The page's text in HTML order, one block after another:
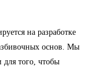
на разработке
основ. Мы
того, чтобы